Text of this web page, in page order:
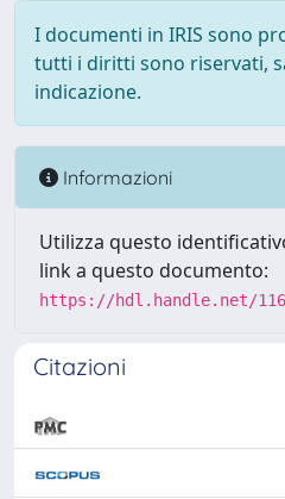
I documenti in IRIS sono
tutti i diritti sono riservati,
indicazione.
Informazioni
Utilizza questo
link a questo documento:
https://hdl.handle.net/
Citazioni